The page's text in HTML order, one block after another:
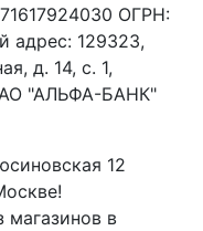
ОГРН:
адрес: 129323,
д. 14, c. 1,
АО "АЛЬФА-БАНК"
12
магазинов в